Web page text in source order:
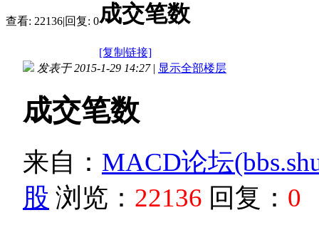
查看: 22136|回复: 0成交笔数
[复制链接]
发表于 2015-1-29 14:27 | 显示全部楼层
成交笔数
来自： MACD论坛
股 浏览： 22136 回复： 0